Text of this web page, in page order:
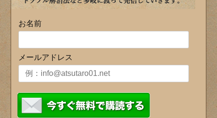
お名前
メールアドレス